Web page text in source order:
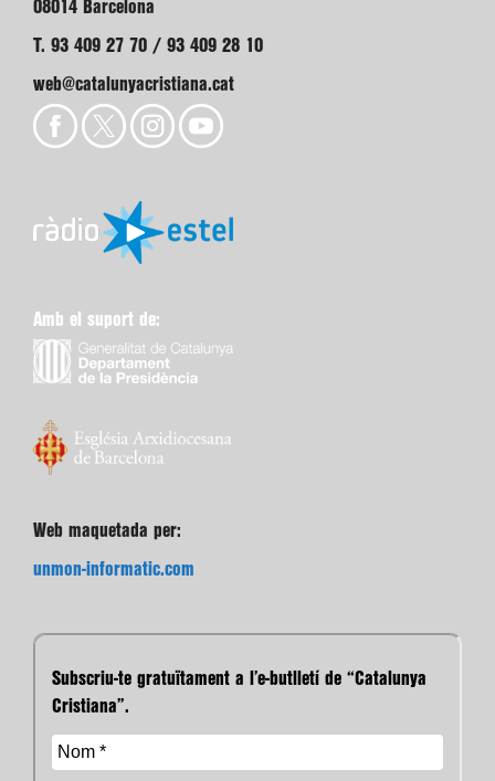
08014 Barcelona
T. 93 409 27 70 / 93 409 28 10
web@catalunyacristiana.cat
Amb el suport de:
Web maquetada per:
unmon-informatic.com
Subscriu-te gratuïtament a l’e-butlletí de “Catalunya
Cristiana”.